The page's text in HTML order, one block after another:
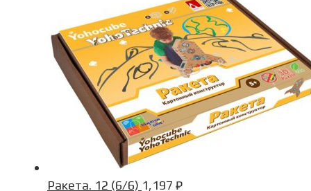
Ракета. 12 (6/6) 1,197 ₽